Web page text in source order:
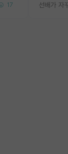
17 선배가 자